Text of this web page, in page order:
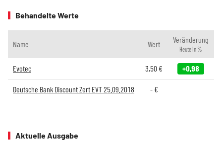
Behandelte Werte
Name Wert Veränderung
Heute in %
Evotec 3,50 € +0,98
Deutsche Bank Discount Zert EVT 25.09.2018 -€
Aktuelle Ausgabe